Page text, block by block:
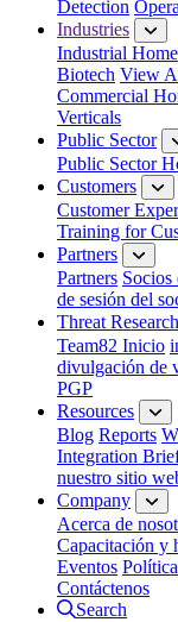
Detection
Industries
Industrial Home
Biotech View
Commercial
Verticals
Public Sector
Public Sector
Customers
Customer
Training for
Partners
Partners Socios
de sesión del
Threat Research
Team82 Inicio
divulgación de
PGP
Resources
Blog Reports
Integration
nuestro sitio
Company
Acerca de
Capacitación y
Eventos
Contáctenos
Search